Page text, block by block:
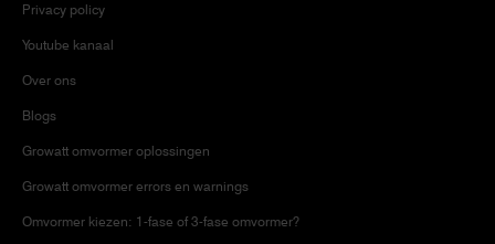
Privacy policy
Youtube kanaal
Over ons
Blogs
Growatt omvormer oplossingen
Growatt omvormer errors en warnings
Omvormer kiezen: 1-fase of 3-fase omvormer?